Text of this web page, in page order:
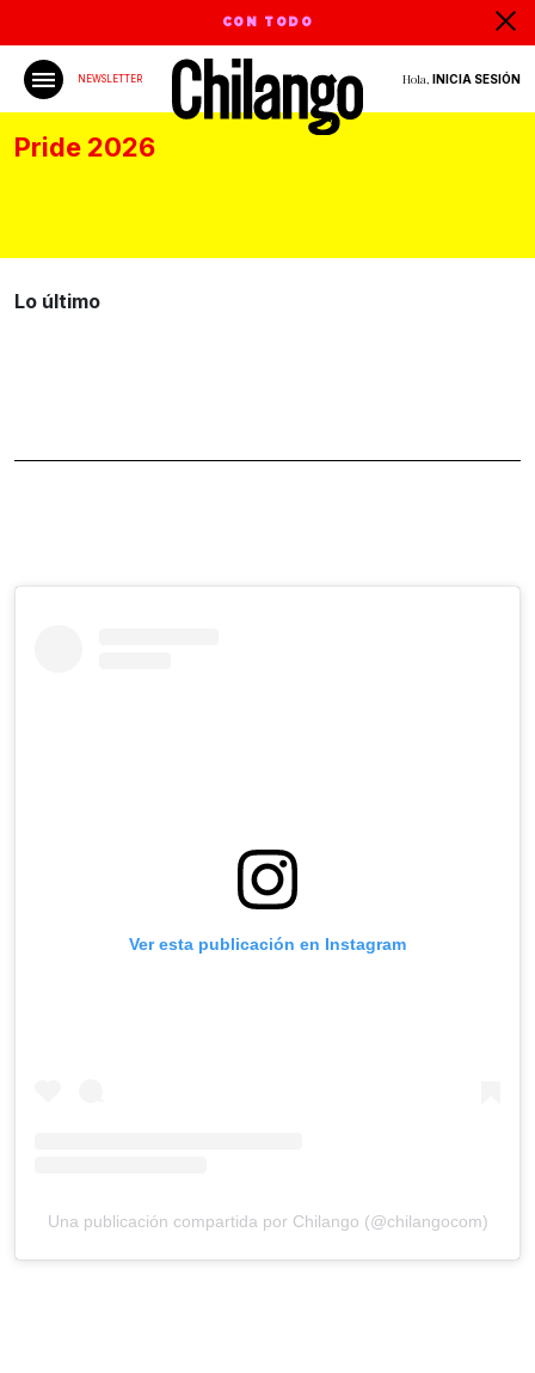
CON TODO
NEWSLETTER Hola, INICIA SESIÓN
Pride 2026
Lo último
Ver esta publicación en Instagram
Una publicación compartida por Chilango (@chilangocom)